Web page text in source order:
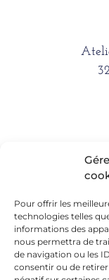
Pour offrir les
technologies telles
informations des
nous permettra de
de navigation ou les
consentir ou de